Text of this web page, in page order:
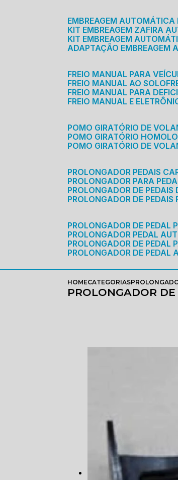
EMBREAGEM AUTOMÁTICA
KIT EMBREAGEM ZAFIRA
KIT EMBREAGEM
ADAPTAÇÃO EMBREAGEM
FREIO MANUAL PARA
FREIO MANUAL AO SOLO
FREIO MANUAL PARA
FREIO MANUAL E
POMO GIRATÓRIO DE
POMO GIRATÓRIO
POMO GIRATÓRIO DE
PROLONGADOR PEDAIS
PROLONGADOR PARA
PROLONGADOR DE PEDAIS
PROLONGADOR DE PEDAIS
PROLONGADOR DE PEDAL
PROLONGADOR PEDAL
PROLONGADOR DE PEDAL
PROLONGADOR DE PEDAL
HOMECATEGORIAS
PROLONGADOR